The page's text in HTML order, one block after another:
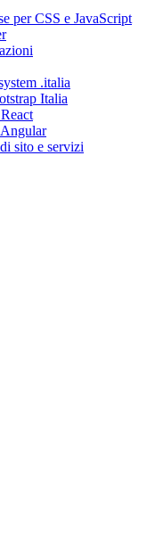
per CSS e JavaScript
.italia
Italia
sito e servizi